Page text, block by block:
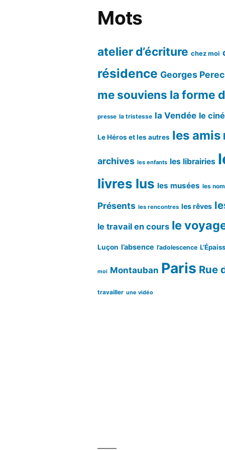
Mots
atelier d’écriture chez moi
résidence Georges Perec
me souviens la forme
presse la tristesse la Vendée le
Le Héros et les autres les amis
archives les enfants les librairies
livres lus les musées les
Présents les rencontres les rêves
le travail en cours le
Luçon l’absence l’adolescence
moi Montauban Paris Rue
travailler une vidéo